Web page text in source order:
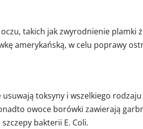
takich jak zwyrodnienie plamki
amerykańską, w celu poprawy
toksyny i wszelkiego
owoce borówki zawierają
bakterii E. Coli.